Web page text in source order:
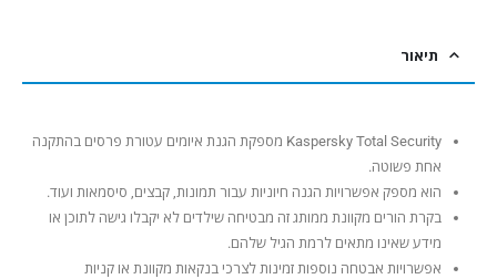
תיאור
Kaspersky Total Security מספקת הגנת איומים עטורת פרסים בהתקנה
אחת פשוטה.
הוא מספק אפשרויות הגנה חיוניות עבור תמונות, קבצים, סיסמאות ועוד.
בקרת הורים מקוונת ממותג זה מבטיחה שילדים לא יקבלו גישה לתוכן או
מידע שאינו מתאים לרמת הגיל שלהם.
אפשרויות אבטחה נוספות זמינות לצרכי בנקאות מקוונת או קניות